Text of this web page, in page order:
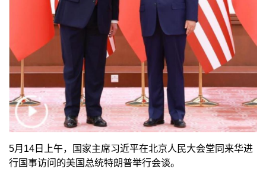
5月14日上午，国家主席习近平在北京人民大会堂同来华进
行国事访问的美国总统特朗普举行会谈。